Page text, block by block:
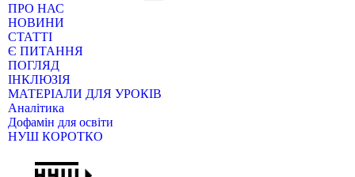
ПРО НАС
НОВИНИ
СТАТТІ
Є ПИТАННЯ
ПОГЛЯД
ІНКЛЮЗІЯ
МАТЕРІАЛИ ДЛЯ УРОКІВ
Аналітика
Дофамін для освіти
НУШ КОРОТКО